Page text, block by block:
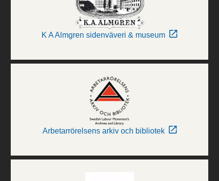
K A Almgren sidenväveri & museum
Arbetarrörelsens arkiv och bibliotek